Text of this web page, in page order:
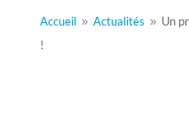
Accueil 9 Actualités 9 Un
!